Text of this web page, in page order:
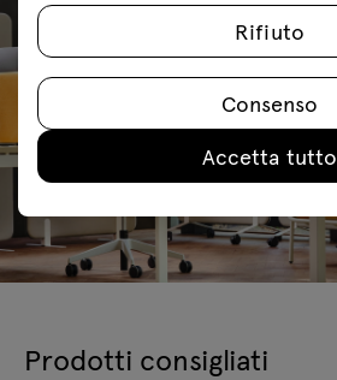
Prodotti consigliati
Rifiuto
Consenso
Accetta tutto